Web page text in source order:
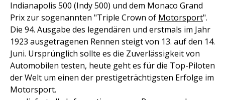
Indianapolis 500 (Indy 500) und dem Monaco Grand
Prix zur sogenannten "Triple Crown of Motorsport".
Die 94. Ausgabe des legendären und erstmals im Jahr
1923 ausgetragenen Rennen steigt von 13. auf den 14.
Juni. Ursprünglich sollte es die Zuverlässigkeit von
Automobilen testen, heute geht es für die Top-Piloten
der Welt um einen der prestigeträchtigsten Erfolge im
Motorsport.